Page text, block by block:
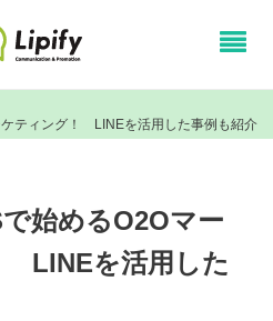
ティング！ LINEを活用した事例も紹介
始めるO2Oマー
LINEを活用した